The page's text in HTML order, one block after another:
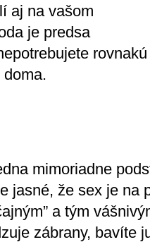
aj na vašom
je predsa
rovnakú
mimoriadne
jasné, že sex je na
a tým
zábrany, bavíte